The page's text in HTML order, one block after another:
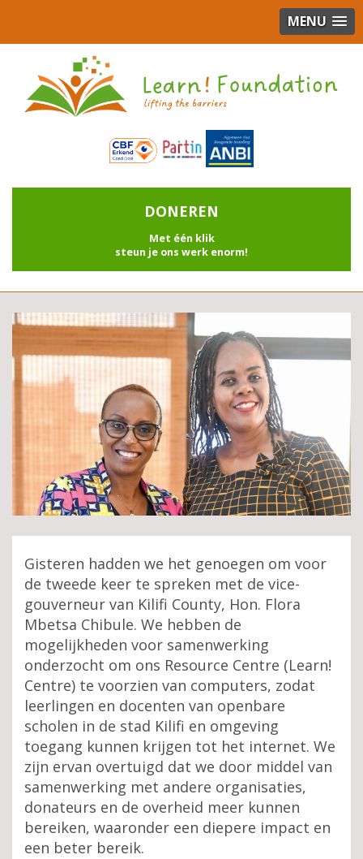
MENU
DONEREN
Met één klik
steun je ons werk enorm!
Gisteren hadden we het genoegen om voor
de tweede keer te spreken met de vice-
gouverneur van Kilifi County, Hon. Flora
Mbetsa Chibule. We hebben de
mogelijkheden voor samenwerking
onderzocht om ons Resource Centre (Learn!
Centre) te voorzien van computers, zodat
leerlingen en docenten van openbare
scholen in de stad Kilifi en omgeving
toegang kunnen krijgen tot het internet. We
zijn ervan overtuigd dat we door middel van
samenwerking met andere organisaties,
donateurs en de overheid meer kunnen
bereiken, waaronder een diepere impact en
een beter bereik.